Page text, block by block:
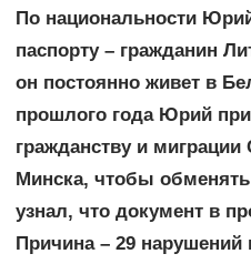
По национальности
паспорту – гражданин
он постоянно живет в
прошлого года Юрий
гражданству и
Минска, чтобы
узнал, что документ в
Причина – 29